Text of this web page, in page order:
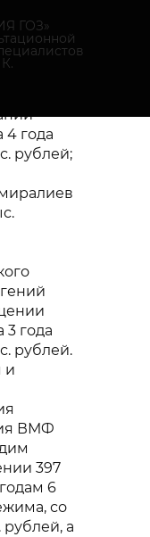
3-го
- на 3
года
рублей;
3 года
рублей.
и
ВМФ
397
6
со
а
ГОЗ»